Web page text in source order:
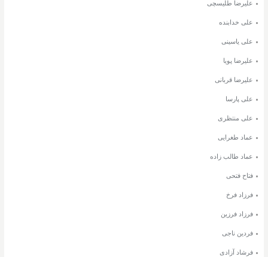
علیرضا طلیسچی
علی خدابنده
علی یاسینی
علیرضا پویا
علیرضا قربانی
علی پارسا
علی منتظری
عماد طغرایی
عماد طالب زاده
فتاح فتحی
فرزاد فرخ
فرزاد فرزین
فردین ناجی
فرشاد آزادی